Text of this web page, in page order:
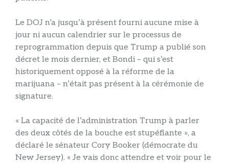
Le DOJ n’a jusqu’à présent fourni aucune mise à
jour ni aucun calendrier sur le processus de
reprogrammation depuis que Trump a publié son
décret le mois dernier, et Bondi – qui s’est
historiquement opposé à la réforme de la
marijuana – n’était pas présent à la cérémonie de
signature.
« La capacité de l’administration Trump à parler
des deux côtés de la bouche est stupéfiante », a
déclaré le sénateur Cory Booker (démocrate du
New Jersey). « Je vais donc attendre et voir pour le